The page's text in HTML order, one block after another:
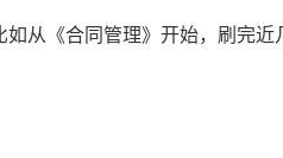
从《合同管理》开始，刷完近